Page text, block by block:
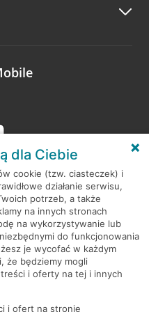
opinią o wizycie.
dla Ciebie
cookie (tzw. ciasteczek) i
działanie serwisu,
potrzeb, a także
na innych stronach
na wykorzystywanie lub
do funkcjonowania
je wycofać w każdym
że będziemy mogli
i oferty na tej i innych
i ofert na stronie